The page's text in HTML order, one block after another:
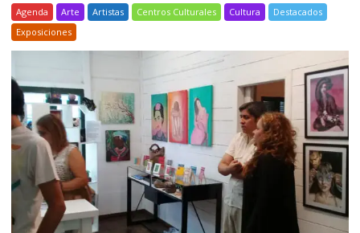
Agenda Arte Artistas Centros Culturales Cultura
Destacados
Exposiciones